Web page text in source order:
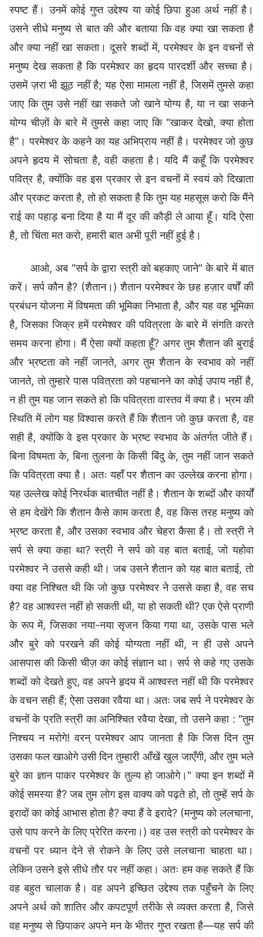
स्पष्ट हैं। उनमें कोई गुप्त उद्देश्य या कोई छिपा हुआ अर्थ नहीं है।
उसने सीधे मनुष्य से बात की और बताया कि वह क्या खा सकता है
और क्या नहीं खा सकता। दूसरे शब्दों में, परमेश्वर के इन वचनों से
मनुष्य देख सकता है कि परमेश्वर का हृदय पारदर्शी और सच्चा है।
उसमें ज़रा भी झूठ नहीं है; यह ऐसा मामला नहीं है, जिसमें तुमसे कहा
जाए कि तुम उसे नहीं खा सकते जो खाने योग्य है, या न खा सकने
योग्य चीज़ों के बारे में तुमसे कहा जाए कि "खाकर देखो, क्या होता
है"। परमेश्वर के कहने का यह अभिप्राय नहीं है। परमेश्वर जो कुछ
अपने हृदय में सोचता है, वही कहता है। यदि मैं कहूँ कि परमेश्वर
पवित्र है, क्योंकि वह इस प्रकार से इन वचनों में स्वयं को दिखाता
और प्रकट करता है, तो हो सकता है कि तुम यह महसूस करो कि मैंने
राई का पहाड़ बना दिया है या मैं दूर की कौड़ी ले आया हूँ। यदि ऐसा
है, तो चिंता मत करो, हमारी बात अभी पूरी नहीं हुई है।
आओ, अब "सर्प के द्वारा स्त्री को बहकाए जाने" के बारे में बात
करें। सर्प कौन है? (शैतान।) शैतान परमेश्वर के छह हज़ार वर्षों की
प्रबंधन योजना में विषमता की भूमिका निभाता है, और यह वह भूमिका
है, जिसका जिक्र हमें परमेश्वर की पवित्रता के बारे में संगति करते
समय करना होगा। मैं ऐसा क्यों कहता हूँ? अगर तुम शैतान की बुराई
और भ्रष्टता को नहीं जानते, अगर तुम शैतान के स्वभाव को नहीं
जानते, तो तुम्हारे पास पवित्रता को पहचानने का कोई उपाय नहीं है,
न ही तुम यह जान सकते हो कि पवित्रता वास्तव में क्या है। भ्रम की
स्थिति में लोग यह विश्वास करते हैं कि शैतान जो कुछ करता है, वह
सही है, क्योंकि वे इस प्रकार के भ्रष्ट स्वभाव के अंतर्गत जीते हैं।
बिना विषमता के, बिना तुलना के किसी बिंदु के, तुम नहीं जान सकते
कि पवित्रता क्या है। अतः यहाँ पर शैतान का उल्लेख करना होगा।
यह उल्लेख कोई निरर्थक बातचीत नहीं है। शैतान के शब्दों और कार्यों
से हम देखेंगे कि शैतान कैसे काम करता है, वह किस तरह मनुष्य को
भ्रष्ट करता है, और उसका स्वभाव और चेहरा कैसा है। तो स्त्री ने
सर्प से क्या कहा था? स्त्री ने सर्प को वह बात बताई, जो यहोवा
परमेश्वर ने उससे कही थी। जब उसने शैतान को यह बात बताई, तो
क्या वह निश्चित थी कि जो कुछ परमेश्वर ने उससे कहा है, वह सच
है? वह आश्वस्त नहीं हो सकती थी, या हो सकती थी? एक ऐसे प्राणी
के रूप में, जिसका नया-नया सृजन किया गया था, उसके पास भले
और बुरे को परखने की कोई योग्यता नहीं थी, न ही उसे अपने
आसपास की किसी चीज़ का कोई संज्ञान था। सर्प से कहे गए उसके
शब्दों को देखते हुए, वह अपने हृदय में आश्वस्त नहीं थी कि परमेश्वर
के वचन सही हैं; ऐसा उसका रवैया था। अतः जब सर्प ने परमेश्वर के
वचनों के प्रति स्त्री का अनिश्चित रवैया देखा, तो उसने कहा : "तुम
निश्‍चय न मरोगे! वरन् परमेश्‍वर आप जानता है कि जिस दिन तुम
उसका फल खाओगे उसी दिन तुम्हारी आँखें खुल जाएँगी, और तुम भले
बुरे का ज्ञान पाकर परमेश्‍वर के तुल्य हो जाओगे।" क्या इन शब्दों में
कोई समस्या है? जब तुम लोग इस वाक्य को पढ़ते हो, तो तुम्हें सर्प के
इरादों का कोई आभास होता है? क्या हैं वे इरादे? (मनुष्य को ललचाना,
उसे पाप करने के लिए प्रेरित करना।) वह उस स्त्री को परमेश्वर के
वचनों पर ध्यान देने से रोकने के लिए उसे ललचाना चाहता था।
लेकिन उसने इसे सीधे तौर पर नहीं कहा। अतः हम कह सकते हैं कि
वह बहुत चालाक है। वह अपने इच्छित उद्देश्य तक पहुँचने के लिए
अपने अर्थ को शातिर और कपटपूर्ण तरीके से व्यक्त करता है, जिसे
वह मनुष्य से छिपाकर अपने मन के भीतर गुप्त रखता है—यह सर्प की